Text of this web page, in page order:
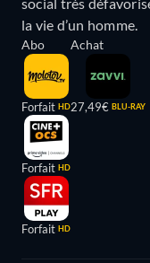
la vie d’un homme.
Abo
Forfait HD
Forfait HD
Forfait HD
Achat
27,49€ BLU-RAY